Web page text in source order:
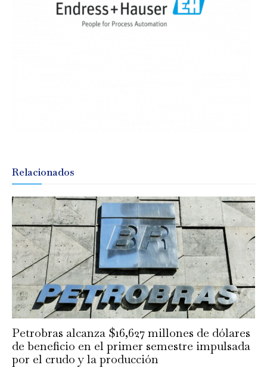
Relacionados
Petrobras alcanza $16,627 millones de dólares
de beneficio en el primer semestre impulsada
por el crudo y la producción